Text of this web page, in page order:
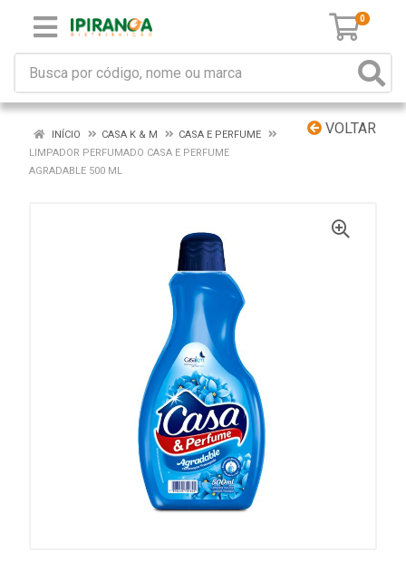
0
VOLTAR
INÍCIO CASA K & M
CASA E PERFUME
LIMPADOR PERFUMADO CASA E PERFUME
AGRADABLE 500 ML